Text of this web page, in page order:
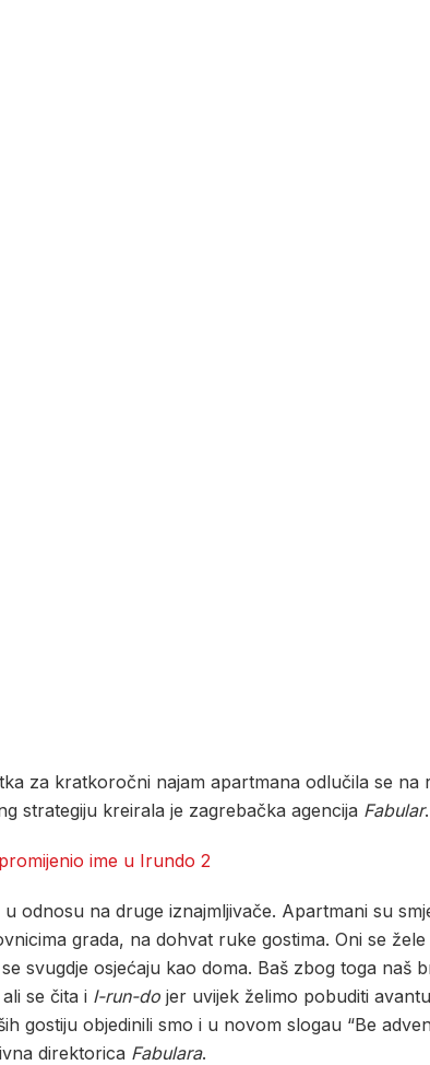
za kratkoročni najam apartmana odlučila se na
strategiju kreirala je zagrebačka agencija Fabular.
odnosu na druge iznajmljivače. Apartmani su
grada, na dohvat ruke gostima. Oni se
svugdje osjećaju kao doma. Baš zbog toga naš
se čita i I-run-do jer uvijek želimo pobuditi
gostiju objedinili smo i u novom slogau “Be
direktorica Fabulara.